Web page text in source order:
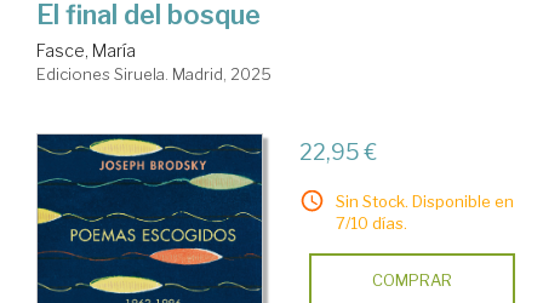
El final del bosque
Fasce, María
Ediciones Siruela. Madrid, 2025
22,95 €
Sin Stock. Disponible en
7/10 días.
COMPRAR